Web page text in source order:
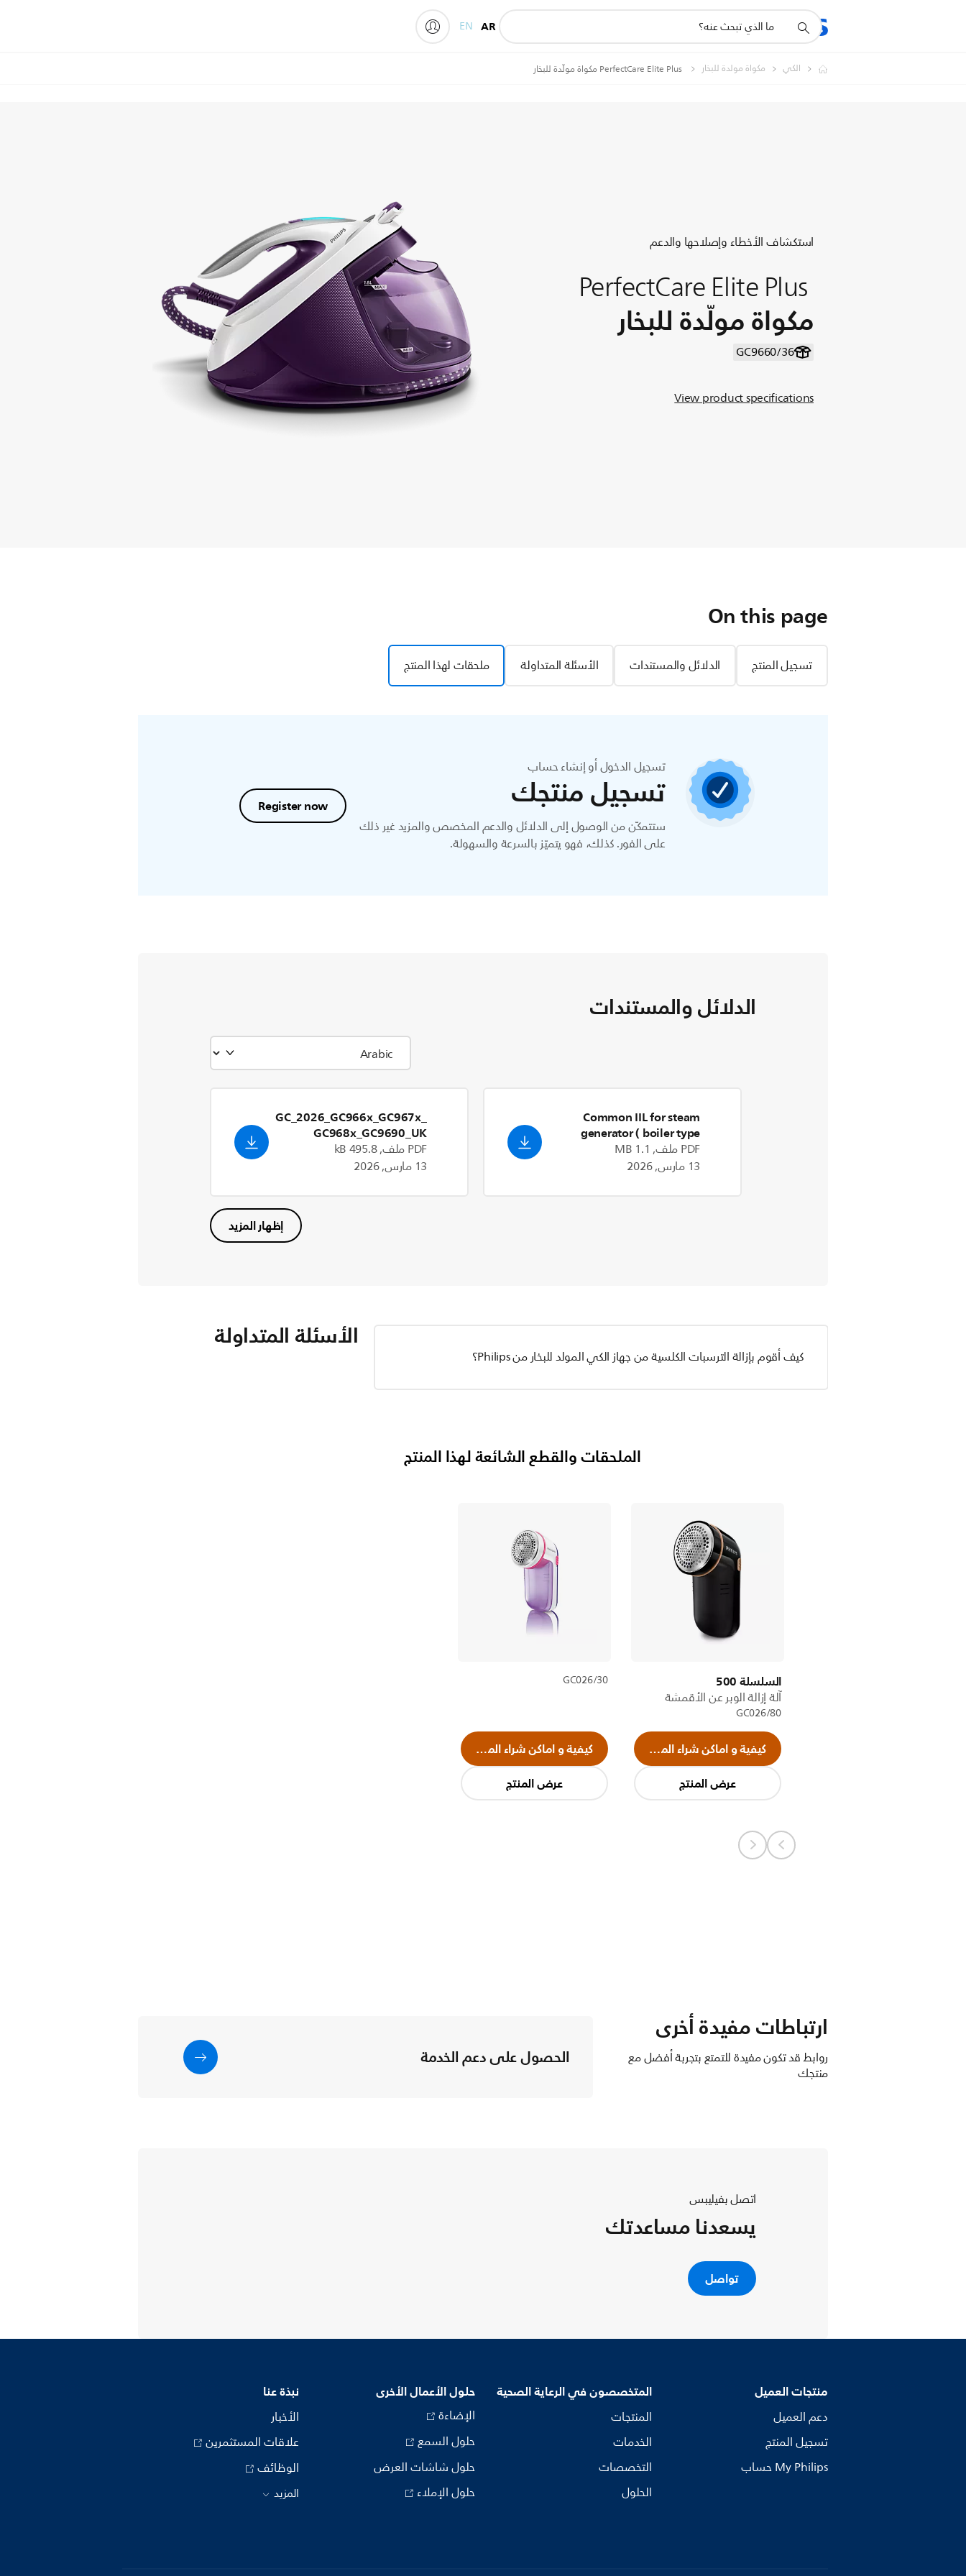
المنتجات
أيقونة
دعم
AR
EN
الكي مكواة مولدة للبخار PerfectCare Elite Plus ‎ مكواة مولّدة للبخار
استكشاف الأخطاء وإصلاحها والدعم
PerfectCare Elite Plus ‎
مكواة مولّدة للبخار
GC9660/36
View product specifications
On this page
تسجيل المنتج الدلائل والمستندات الأسئلة المتداولة ملحقات لهذا المنتج
تسجيل الدخول أو إنشاء حساب
تسجيل منتجك
ستتمكّن من الوصول إلى الدلائل والدعم المخصص والمزيد غير ذلك
على الفور. كذلك، فهو يتميّز بالسرعة والسهولة.
Register now
الدلائل والمستندات
Common IIL for steam
generator ( boiler type
PSG)_ROW_[06684]_IIL
PDF ملف, 1.1 MB
13 مارس, 2026
GC_2026_GC966x_GC967x_
GC968x_GC9690_UK
Declaration of
Conformity_en_GB
PDF ملف, 495.8 kB
13 مارس, 2026
إظهار المزيد
الأسئلة المتداولة
كيف أقوم بإزالة الترسبات الكلسية من جهاز الكي المولد للبخار من Philips؟
الملحقات والقطع الشائعة لهذا المنتج
السلسلة 500
آلة إزالة الوبر عن الأقمشة
GC026/80
كيفية و اماكن شراء المنتج
عرض المنتج
GC026/30
كيفية و اماكن شراء المنتج
عرض المنتج
ارتباطات مفيدة أخرى
روابط قد تكون مفيدة للتمتع بتجربة أفضل مع
منتجك
الحصول على دعم الخدمة
اتصل بفيليبس
يسعدنا مساعدتك
تواصل
منتجات العميل
دعم العميل
تسجيل المنتج
My Philips حساب
المتخصصون في الرعاية الصحية
المنتجات
الخدمات
التخصصات
الحلول
حلول الأعمال الأخرى
الإضاءة
حلول السمع
حلول شاشات العرض
حلول الإملاء
نبذة عنا
الأخبار
علاقات المستثمرين
الوظائف
المزيد